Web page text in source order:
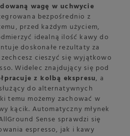
wagę w uchwycie
bezpośrednio z
przed każdym użyciem,
idealną ilość kawy do
doskonałe rezultaty za
cieszyć się wyjątkowo
Widelec znajdujący się pod
z kolbą ekspresu, a
do alternatywnych
temu możemy zachować w
kącik. Automatyczny młynek
Sense sprawdzi się
espresso, jak i kawy